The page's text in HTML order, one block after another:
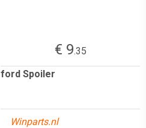
€ 9.35
ford Spoiler
Winparts.nl